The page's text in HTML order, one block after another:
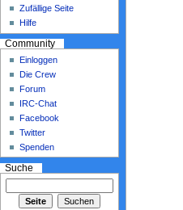
Zufällige Seite
Hilfe
Community
Einloggen
Die Crew
Forum
IRC-Chat
Facebook
Twitter
Spenden
Suche